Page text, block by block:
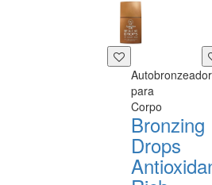
Autobronzeador
para
Corpo
Bronzing
Drops